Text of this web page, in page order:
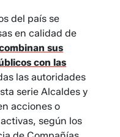
del país se
en calidad de
sus
con las
las autoridades
serie Alcaldes y
acciones o
según los